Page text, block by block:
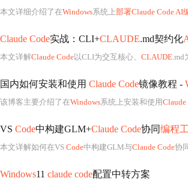
本文详细介绍了在Windows系统上部署Claude Code AI
Claude Code实战：CLI+CLAUDE.md契约化
本文详解Claude Code以CLI为交互核心、 CLAUDE.md
国内如何安装和使用 Claude Code镜像教程 -
该博客主要介绍了在Windows系统上安装和使用Claude
VS Code中构建GLM+Claude Code协同编程
本文详解如何在VS Code中构建GLM与Claude Code协
Windows11 claude code配置中转方案